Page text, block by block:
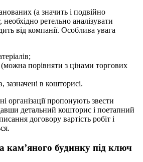
(а значить і подвійно
ретельно аналізувати
від компанії. Особлива увага
(можна порівняти з цінами торгових
зазначені в кошторисі.
організації пропонують звести
детальний кошторис і поетапний
договору вартість робіт і
кам’яного будинку під ключ